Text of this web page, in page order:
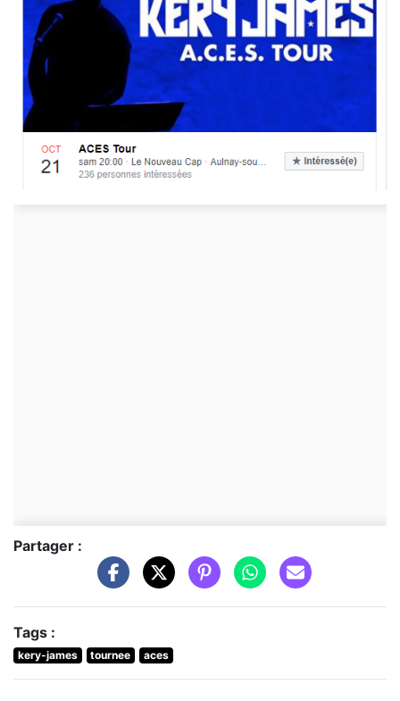
Partager :
Tags :
kery-james tournee aces